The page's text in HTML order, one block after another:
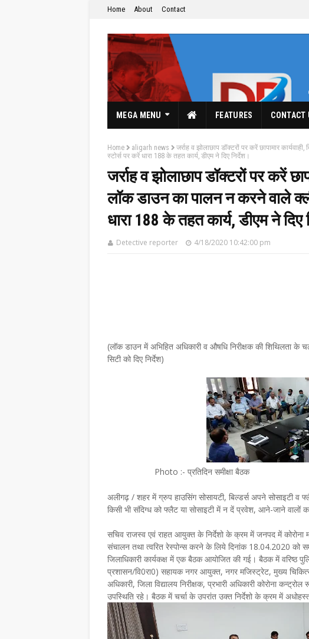
Home About Contact
The Hindi News Paper & News Service's
MEGA MENU FEATURES CONTACT
Home aligarh news
जर्राह व झोलाछाप डॉक्टरों पर करें छापामार
स्टोर्स पर करें धारा 188 के तहत कार्य, डीएम ने दिए निर्देश।
जर्राह व झोलाछाप डॉक्टरों पर करें
लॉक डाउन का पालन न करने वाले
धारा 188 के तहत कार्य, डीएम ने दिए
Detective reporter 4/18/2020 10:42:00 pm
(लॉक डाउन में अभिहित अधिकारी व औषधि निरीक्षक की शिथिलता के
सिटी को दिए निर्देश)
Photo :- प्रतिदिन समीक्षा बैठक
अलीगढ़ / शहर में ग्रुप हाउसिंग सोसायटी, बिल्डर्स अपने सोसाइटी व
किसी भी संदिग्ध को फ्लैट या सोसाइटी में न दें प्रवेश, आने-जाने वालों
सचिव राजस्व एवं राहत आयुक्त के निर्देशो के क्रम में जनपद में कोरोना
संचालन तथा त्वरित रेस्पोन्स करने के लिये दिनांक 18.04.2020 को
जिलाधिकारी कार्यकक्ष में एक बैठक आयोजित की गई। बैठक में वरिष्ठ
प्रशासन/वि0रा0) सहायक नगर आयुक्त, नगर मजिस्ट्रेट, मुख्य
अधिकारी, जिला विद्यालय निरीक्षक, प्रभारी अधिकारी कोरोना
उपस्थिति रहे। बैठक में चर्चा के उपरांत उक्त निर्देशो के क्रम में